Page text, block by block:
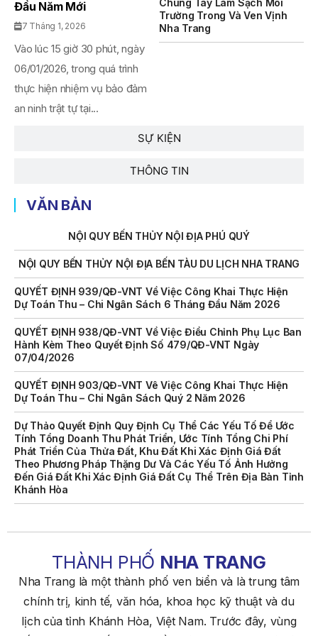
SỰ KIỆN
THÔNG TIN
Đầu Năm Mới
7 Tháng 1, 2026
Vào lúc 15 giờ 30 phút, ngày
06/01/2026, trong quá trình
thực hiện nhiệm vụ bảo đảm
an ninh trật tự tại...
Chung Tay Làm Sạch Môi
Trường Trong Và Ven Vịnh
Nha Trang
VĂN BẢN
THÔNG BÁO Số 707/TB-VNT: Kết Quả Lựa Chọn Đơn Vị Tổ
Chức Đấu Giá Tài Sản Đối Với Mô Tô Nước Cứu Hộ VNT 01
Biển Số KH-0834
THÔNG BÁO Số 706/TB-VNT: Kết Quả Lựa Chọn Đơn Vị Tổ
Chức Đấu Giá Tài Sản Đối Với Ca Nô 200CV VNT 02 Biển
Thông Báo Số 641/TB-VNT Ngày 18/05/2026 Của Ban
NỘI QUY BẾN THỦY NỘI ĐỊA HÒN MUN
NỘI QUY BẾN THỦY NỘI ĐỊA BẾN TÀU DU LỊCH NHA TRANG
QUYẾT ĐỊNH 939/QĐ-VNT Về Việc Công Khai Thực Hiện
Dự Toán Thu – Chi Ngân Sách 6 Tháng Đầu Năm 2026
QUYẾT ĐỊNH 938/QĐ-VNT Về Việc Điều Chỉnh Phụ Lục Ban
Hành Kèm Theo Quyết Định Số 479/QĐ-VNT Ngày
07/04/2026
QUYẾT ĐỊNH 903/QĐ-VNT Vê Việc Công Khai Thực Hiện
Dự Toán Thu – Chi Ngân Sách Quý 2 Năm 2026
Dự Thảo Quyết Định Quy Định Cụ Thể Các Yếu Tố Để Ước
Tính Tổng Doanh Thu Phát Triển, Ước Tính Tổng Chi Phí
Phát Triển Của Thửa Đất, Khu Đất Khi Xác Định Giá Đất
Theo Phương Pháp Thặng Dư Và Các Yếu Tố Ảnh Hưởng
Đến Giá Đất Khi Xác Định Giá Đất Cụ Thể Trên Địa Bàn Tỉnh
Khánh Hòa
THÔNG BÁO Số 707/TB-VNT: Kết Quả Lựa Chọn Đơn Vị Tổ
THÔNG BÁO Số 706/TB-VNT: Kết Quả Lựa Chọn Đơn Vị Tổ
Chức Đấu Giá Tài Sản Đối Với Ca Nô 200CV VNT 02 Biển
Số KH-0387
THÔNG BÁO Số 659/TB-VNT Năm 2026 V/v Đính Chính
Thông Báo Số 641/TB-VNT Ngày 18/05/2026 Của Ban
THÀNH PHỐ NHA TRANG
Nha Trang là một thành phố ven biển và là trung tâm
chính trị, kinh tế, văn hóa, khoa học kỹ thuật và du
lịch của tỉnh Khánh Hòa, Việt Nam. Trước đây, vùng